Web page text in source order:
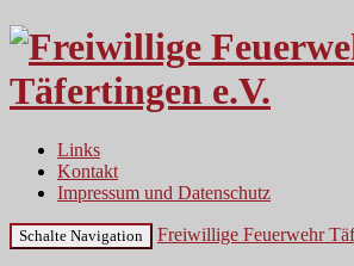
Links
Kontakt
Impressum und Datenschutz
Schalte Navigation Freiwillige Feuerwehr